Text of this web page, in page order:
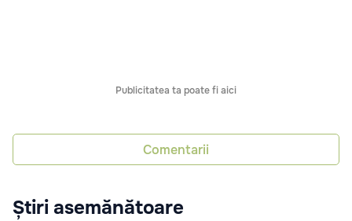
Publicitatea ta poate fi aici
Comentarii
Știri asemănătoare